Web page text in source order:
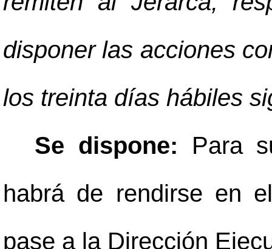
disponer las acciones
los treinta días hábiles
Se dispone: Para
habrá de rendirse en
pase a la Dirección